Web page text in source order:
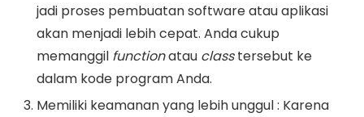
jadi proses pembuatan software atau aplikasi
akan menjadi lebih cepat. Anda cukup
memanggil functionatau classtersebut ke
dalam kode program Anda.
Memiliki keamanan yang lebih unggul : Karena